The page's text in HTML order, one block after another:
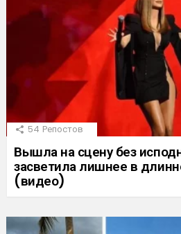
54 Репостов
Вышла на сцену без
засветила лишнее в
(видео)